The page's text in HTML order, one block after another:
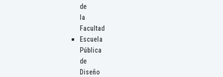
de
la
Facultad
Escuela
Pública
de
Diseño